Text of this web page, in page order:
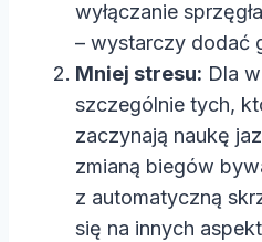
wyłączanie
– wystarczy dodać
Mniej stresu: Dla
szczególnie tych,
zaczynają naukę
zmianą biegów
z automatyczną
się na innych